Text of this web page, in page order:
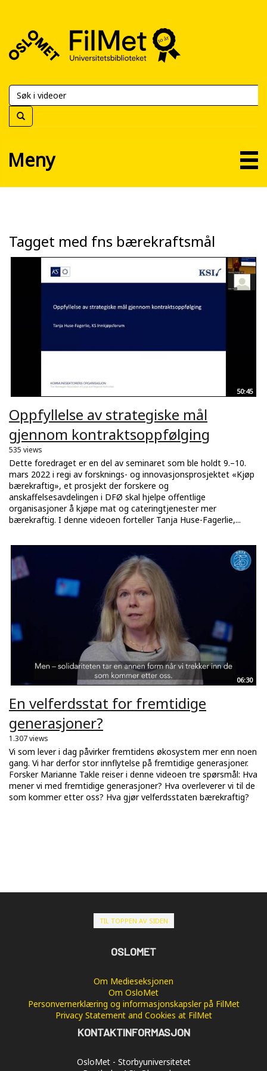
FilMet
Universitetsbiblioteket
Meny
Tagget med fns bærekraftsmål
50:45
Oppfyllelse av strategiske mål
gjennom kontraktsoppfølging
535 views
Dette foredraget er en del av seminaret som ble holdt 9.–10.
mars 2022 i regi av forsknings- og innovasjonsprosjektet «Kjøp
bærekraftig», et prosjekt der forskere og
anskaffelsesavdelingen i DFØ skal hjelpe offentlige
organisasjoner å kjøpe mat og cateringtjenester mer
bærekraftig. I denne videoen forteller Tanja Huse-Fagerlie,...
06:30
En velferdsstat for fremtidige
generasjoner?
1.307 views
Vi som lever i dag påvirker fremtidens økosystem mer enn noen
gang. Vi har derfor stor innflytelse på fremtidige generasjoner.
Forsker Marianne Takle reiser i denne videoen tre spørsmål: Hva
mener vi med fremtidige generasjoner? Hva overleverer vi til de
som kommer etter oss? Hva gjør velferdsstaten bærekraftig?
TIL TOPPEN AV SIDEN
OSLOMET
Om Medieseksjonen
Om OsloMet
Personvernerklæring og informasjonskapsler på FilMet
Privacy Statement and Cookies at FilMet
KONTAKTINFORMASJON
OsloMet - Storbyuniversitetet